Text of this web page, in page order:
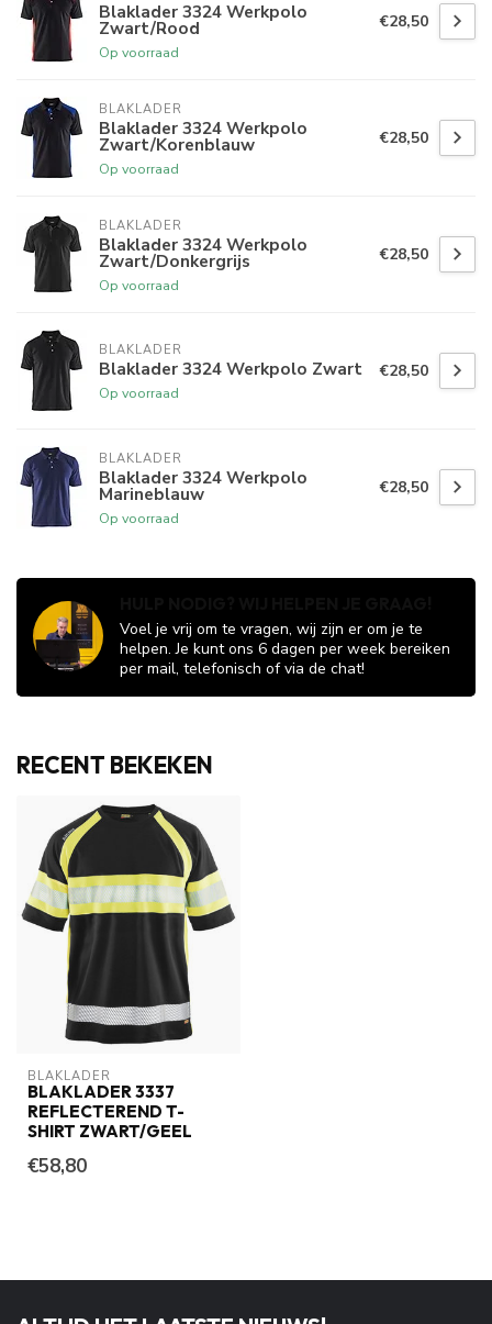
Blaklader 3324 Werkpolo
Zwart/Rood
Op voorraad
€28,50
BLAKLADER
Blaklader 3324 Werkpolo
Zwart/Korenblauw
Op voorraad
€28,50
BLAKLADER
Blaklader 3324 Werkpolo
Zwart/Donkergrijs
Op voorraad
€28,50
BLAKLADER
Blaklader 3324 Werkpolo Zwart
Op voorraad
€28,50
BLAKLADER
Blaklader 3324 Werkpolo
Marineblauw
Op voorraad
€28,50
Voel je vrij om te vragen, wij zijn er om je te
helpen. Je kunt ons 6 dagen per week bereiken
per mail, telefonisch of via de chat!
RECENT BEKEKEN
BLAKLADER
BLAKLADER 3337
REFLECTEREND T-
SHIRT ZWART/GEEL
€58,80